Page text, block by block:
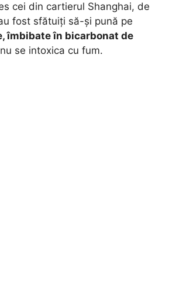
cei din cartierul Shanghai, de
fost sfătuiți să-și pună pe
îmbibate în bicarbonat de
se intoxica cu fum.